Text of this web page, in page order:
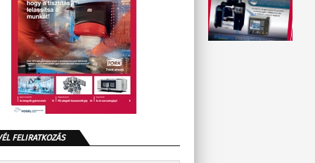
FELIRATKOZÁS